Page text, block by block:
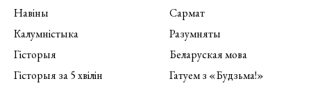
Навіны
Калумністыка
Гісторыя
Гісторыя за 5 хвілін
Сармат
Разумняты
Беларуская мова
Гатуем з «Будзьма!»